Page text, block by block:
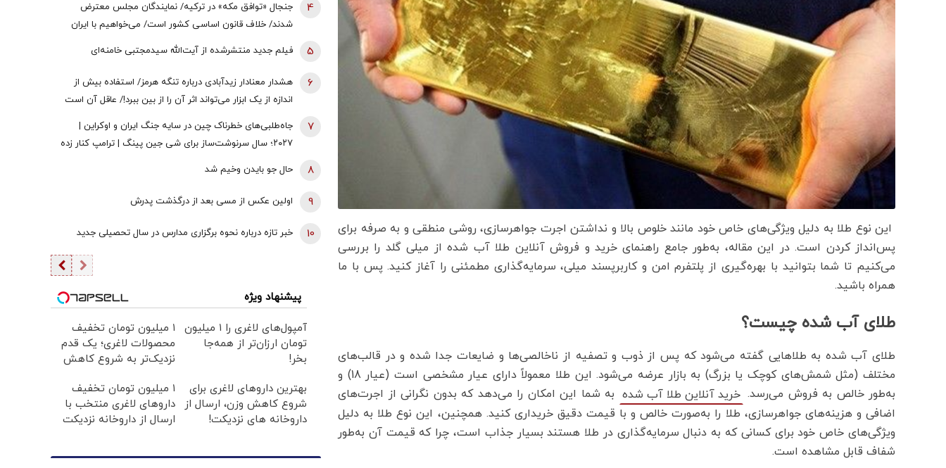
این نوع طلا به دلیل ویژگی‌های خاص خود مانند خلوص بالا و نداشتن اجرت جواهرسازی، روشی منطقی و به صرفه برای
پس‌انداز کردن است. در این مقاله، به‌طور جامع راهنمای خرید و فروش آنلاین طلا آب شده از میلی گلد را بررسی
می‌کنیم تا شما بتوانید با بهره‌گیری از پلتفرم امن و کاربرپسند میلی، سرمایه‌گذاری مطمئنی را آغاز کنید. پس با ما
همراه باشید.
طلای آب شده چیست؟
طلای آب شده به طلاهایی گفته می‌شود که پس از ذوب و تصفیه از ناخالصی‌ها و ضایعات جدا شده و در قالب‌های
مختلف (مثل شمش‌های کوچک یا بزرگ) به بازار عرضه می‌شود. این طلا معمولاً دارای عیار مشخصی است (عیار 18) و
به‌طور خالص به فروش می‌رسد. خرید آنلاین طلا آب شده به شما این امکان را می‌دهد که بدون نگرانی از اجرت‌های
اضافی و هزینه‌های جواهرسازی، طلا را به‌صورت خالص و با قیمت دقیق خریداری کنید. همچنین، این نوع طلا به دلیل
ویژگی‌های خاص خود برای کسانی که به دنبال سرمایه‌گذاری در طلا هستند بسیار جذاب است، چرا که قیمت آن به‌طور
شفاف قابل مشاهده است.
جنجال «توافق مکه» در ترکیه/ نمایندگان مجلس معترض
شدند/ خلاف قانون اساسی کشور است/ می‌خواهیم با ایران
وارد جنگ شویم؟/ اردوغان این توافقنامه را با چه مجوزی امضا
کرد؟
4
فیلم جدید منتشرشده از آیت‌الله سیدمجتبی خامنه‌ای 5
هشدار معنادار زیدآبادی درباره تنگه هرمز/ استفاده بیش از
اندازه از یک ابزار می‌تواند اثر آن را از بین ببرد!/ عاقل آن است
6
جاه‌طلبی‌های خطرناک چین در سایه جنگ‌ ایران و اوکراین |
۲۰۲۷؛ سال سرنوشت‌ساز برای شی جین‌ پینگ | ترامپ کنار زده
7
حال جو بایدن وخیم شد 8
اولین عکس از مسی بعد از درگذشت پدرش 9
خبر تازه درباره نحوه برگزاری مدارس در سال تحصیلی جدید 10
پیشنهاد ویژه
آمپول‌های لاغری را ۱ میلیون
تومان ارزان‌تر از همه‌جا
بخر!
۱ میلیون تومان تخفیف
محصولات لاغری؛ یک قدم
نزدیک‌تر به شروع کاهش
بهترین داروهای لاغری برای
شروع کاهش وزن، ارسال از
داروخانه های نزدیکت!
۱ میلیون تومان تخفیف
داروهای لاغری منتخب با
ارسال از داروخانه نزدیکت